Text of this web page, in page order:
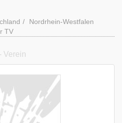
Nordrhein-Westfalen
TV
- Verein